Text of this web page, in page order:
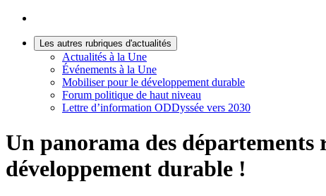
Les autres rubriques d'actualités
Actualités à la Une
Événements à la Une
Mobiliser pour le développement durable
Forum politique de haut niveau
Lettre d’information ODDyssée vers 2030
Un panorama des départements
développement durable !